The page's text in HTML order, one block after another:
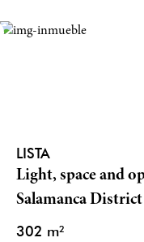
LISTA
Light, space and
Salamanca District
302 m²